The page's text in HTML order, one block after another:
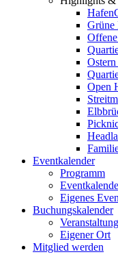
Grüne
Open
Eventkalender
Programm
Eigenes
Buchungskalender
Eigener Ort
Mitglied werden